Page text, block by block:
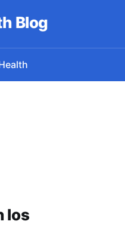
Blog
los